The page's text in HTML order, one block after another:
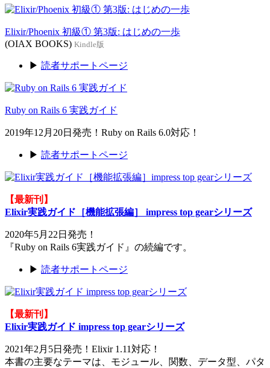
Elixir/Phoenix 初級① 第3版: はじめの一歩
(OIAX BOOKS) Kindle版
▶ 読者サポートページ
Ruby on Rails 6 実践ガイド
2019年12月20日発売！Ruby on Rails 6.0対応！
▶ 読者サポートページ
【最新刊】
Elixir実践ガイド［機能拡張編］ impress top gearシリーズ
2020年5月22日発売！
『Ruby on Rails 6実践ガイド』の続編です。
▶ 読者サポートページ
【最新刊】
Elixir実践ガイド impress top gearシリーズ
2021年2月5日発売！Elixir 1.11対応！
本書の主要なテーマは、モジュール、関数、データ型、パタ